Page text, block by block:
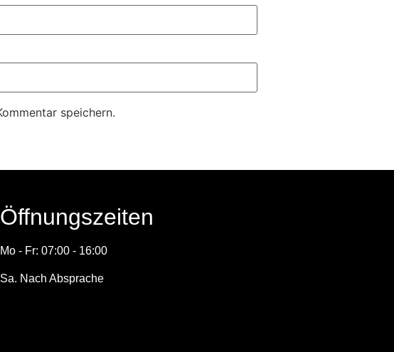
speichern.
Öffnungszeiten
Mo - Fr: 07:00 - 16:00
Sa. Nach Absprache